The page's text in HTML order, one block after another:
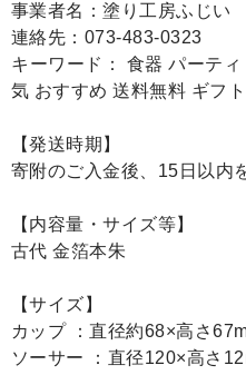
事業者名：塗り工房ふじい
連絡先：073-483-0323
キーワード： 食器 パーテ
気 おすすめ 送料無料 ギフ
【発送時期】
寄附のご入金後、15日以内
【内容量・サイズ等】
古代 金箔本朱
【サイズ】
カップ ：直径約68×高さ
ソーサー ：直径120×高さ